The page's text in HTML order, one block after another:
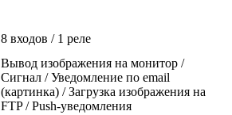
8 входов / 1 реле
Вывод изображения на монитор /
Сигнал / Уведомление по email
(картинка) / Загрузка изображения на
FTP / Push-уведомления